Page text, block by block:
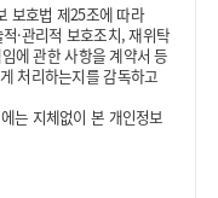
보호법 제25조에 따라
·관리적 보호조치, 재위탁
에 관한 사항을 계약서 등
처리하는지를 감독하고
는 지체없이 본 개인정보